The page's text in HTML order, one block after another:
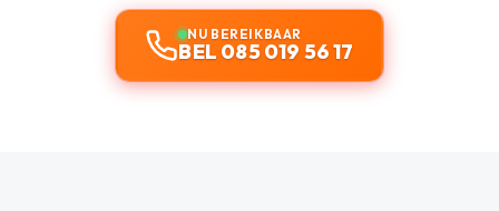
NU BEREIKBAAR
BEL 085 019 56 17